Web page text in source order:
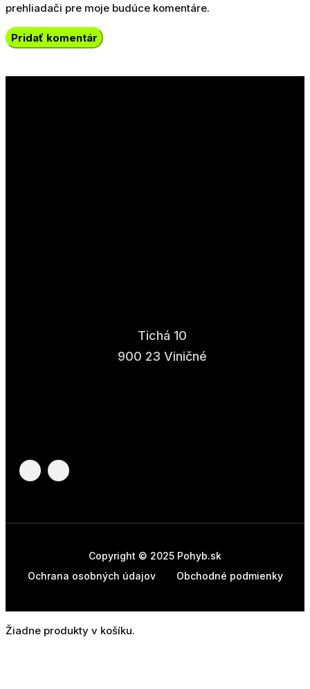
prehliadači pre moje budúce komentáre.
Tichá 10
900 23 Viničné
Copyright © 2025 Pohyb.sk
Ochrana osobných údajov
Obchodné podmienky
Žiadne produkty v košíku.